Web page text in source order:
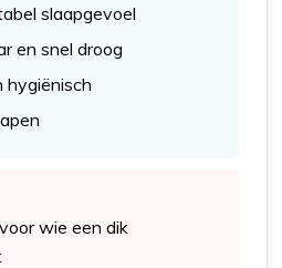
slaapgevoel
en snel droog
hygiënisch
wie een dik